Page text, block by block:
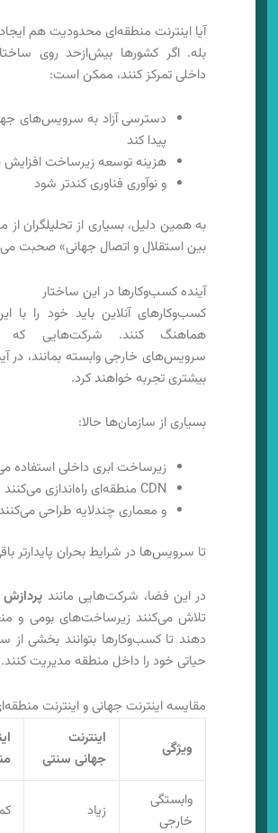
آیا اینترنت منطقه‌ای محدودیت هم
بله. اگر کشورها بیش‌ازحد روی
داخلی تمرکز کنند، ممکن است:
دسترسی آزاد به سرویس‌های
پیدا کند
هزینه توسعه زیرساخت افزایش
و نوآوری فناوری کندتر شود
به همین دلیل، بسیاری از تحلیلگران از
بین استقلال و اتصال جهانی» صحبت
آینده کسب‌وکارها در این ساختار
کسب‌وکارهای آنلاین باید خود را با
هماهنگ کنند. شرکت‌هایی
سرویس‌های خارجی وابسته بمانند، در
بیشتری تجربه خواهند کرد.
بسیاری از سازمان‌ها حالا:
زیرساخت ابری داخلی استفاده
CDN منطقه‌ای راه‌اندازی می‌کنند
و معماری چندلایه طراحی
تا سرویس‌ها در شرایط بحران پایدارتر
در این فضا، شرکت‌هایی مانند پردازش
تلاش می‌کنند زیرساخت‌های بومی و
دهند تا کسب‌وکارها بتوانند بخشی
حیاتی خود را داخل منطقه مدیریت کنند.
مقایسه اینترنت جهانی و اینترنت
ویژگی
اینترنت
جهانی سنتی
وابستگی
خارجی
زیاد